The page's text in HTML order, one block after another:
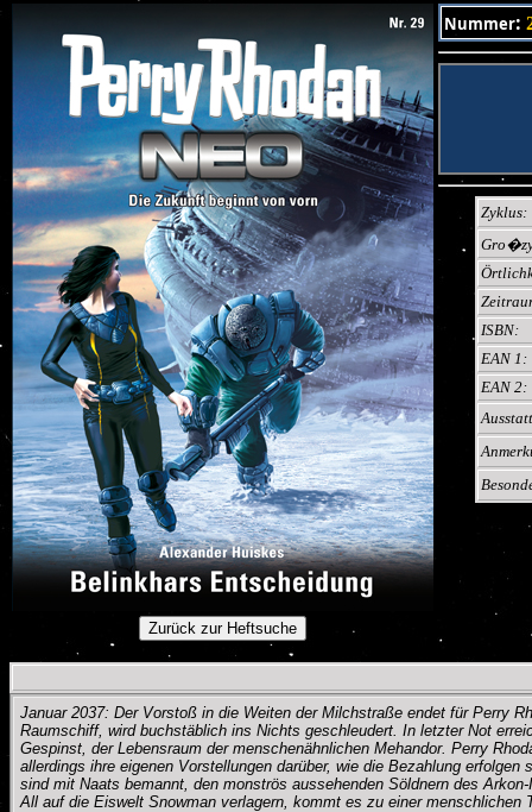
Nummer:
Zyklus:
ISBN:
EAN 1:
EAN 2:
Januar 2037: Der Vorstoß in die Weiten der Milchstraße endet für Perry
Raumschiff, wird buchstäblich ins Nichts geschleudert. In letzter Not
Gespinst, der Lebensraum der menschenähnlichen Mehandor. Perry
allerdings ihre eigenen Vorstellungen darüber, wie die Bezahlung
sind mit Naats bemannt, den monströs aussehenden Söldnern des
All auf die Eiswelt Snowman verlagern, kommt es zu einer menschlichen